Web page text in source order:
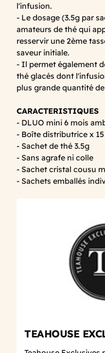
l'infusion.
- Le dosage (3.5g par
amateurs de thé qui
resservir une 2ème
saveur initiale.
- Il permet également
thé glacés dont
plus grande quantité
CARACTERISTIQUES
- DLUO mini 6 mois
- Boîte distributrice x
- Sachet de thé 3.5g
- Sans agrafe ni colle
- Sachet cristal cousu
- Sachets emballés
TEAHOUSE